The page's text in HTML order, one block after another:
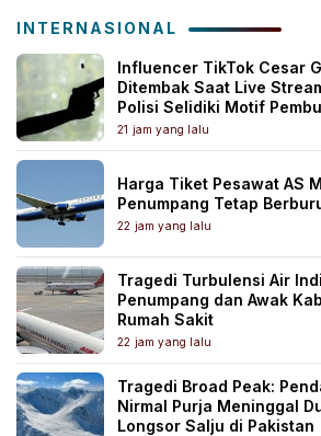
INTERNASIONAL
Influencer TikTok Cesar
Ditembak Saat Live
Polisi Selidiki Motif
21 jam yang lalu
Harga Tiket Pesawat AS
Penumpang Tetap
22 jam yang lalu
Tragedi Turbulensi Air
Penumpang dan Awak
Rumah Sakit
22 jam yang lalu
Tragedi Broad Peak:
Nirmal Purja Meninggal
Longsor Salju di Pakistan